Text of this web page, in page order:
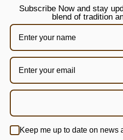
Subscribe Now and stay
blend of tradition
Keep me up to date on news